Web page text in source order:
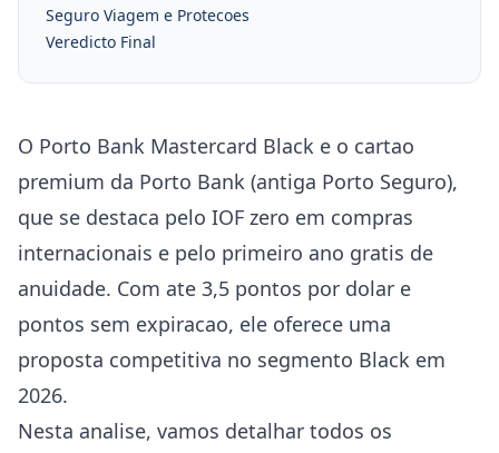
Seguro Viagem e Protecoes
Veredicto Final
O Porto Bank Mastercard Black e o cartao
premium da Porto Bank (antiga Porto Seguro),
que se destaca pelo IOF zero em compras
internacionais e pelo primeiro ano gratis de
anuidade. Com ate 3,5 pontos por dolar e
pontos sem expiracao, ele oferece uma
proposta competitiva no segmento Black em
2026.
Nesta analise, vamos detalhar todos os